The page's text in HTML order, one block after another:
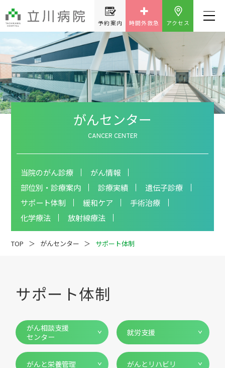
疾患解説
予約案内 時間外救急 アクセス
がんセンター
CANCER CENTER
当院のがん診療
がん情報
部位別・診療案内
診療実績
遺伝子診療
サポート体制
緩和ケア
手術治療
化学療法
放射線療法
TOP がんセンター サポート体制
サポート体制
がん相談支援
センター
就労支援
がんと栄養管理 がんとリハビリ